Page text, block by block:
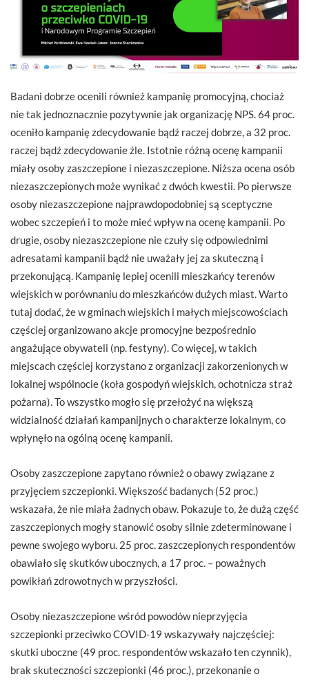
Badani dobrze ocenili również kampanię promocyjną, chociaż
nie tak jednoznacznie pozytywnie jak organizację NPS. 64 proc.
oceniło kampanię zdecydowanie bądź raczej dobrze, a 32 proc.
raczej bądź zdecydowanie źle. Istotnie różną ocenę kampanii
miały osoby zaszczepione i niezaszczepione. Niższa ocena osób
niezaszczepionych może wynikać z dwóch kwestii. Po pierwsze
osoby niezaszczepione najprawdopodobniej są sceptyczne
wobec szczepień i to może mieć wpływ na ocenę kampanii. Po
drugie, osoby niezaszczepione nie czuły się odpowiednimi
adresatami kampanii bądź nie uważały jej za skuteczną i
przekonującą. Kampanię lepiej ocenili mieszkańcy terenów
wiejskich w porównaniu do mieszkańców dużych miast. Warto
tutaj dodać, że w gminach wiejskich i małych miejscowościach
częściej organizowano akcje promocyjne bezpośrednio
angażujące obywateli (np. festyny). Co więcej, w takich
miejscach częściej korzystano z organizacji zakorzenionych w
lokalnej wspólnocie (koła gospodyń wiejskich, ochotnicza straż
pożarna). To wszystko mogło się przełożyć na większą
widzialność działań kampanijnych o charakterze lokalnym, co
wpłynęło na ogólną ocenę kampanii.
Osoby zaszczepione zapytano również o obawy związane z
przyjęciem szczepionki. Większość badanych (52 proc.)
wskazała, że nie miała żadnych obaw. Pokazuje to, że dużą część
zaszczepionych mogły stanowić osoby silnie zdeterminowane i
pewne swojego wyboru. 25 proc. zaszczepionych respondentów
obawiało się skutków ubocznych, a 17 proc. – poważnych
powikłań zdrowotnych w przyszłości.
Osoby niezaszczepione wśród powodów nieprzyjęcia
szczepionki przeciwko COVID-19 wskazywały najczęściej:
skutki uboczne (49 proc. respondentów wskazało ten czynnik),
brak skuteczności szczepionki (46 proc.), przekonanie o